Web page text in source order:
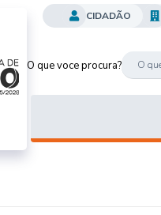
O que voce procura?
CIDADÃO